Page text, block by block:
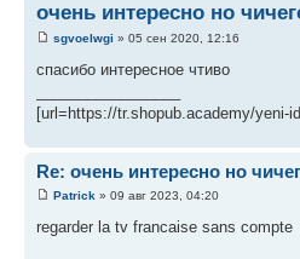
очень интересно но
sgvoelwgi » 05 сен 2020, 12:16
спасибо интересное чтиво
[url=https://tr.shopub.academy/yeni-
Re: очень интересно но
Patrick » 09 авг 2023, 04:20
regarder la tv francaise sans compte